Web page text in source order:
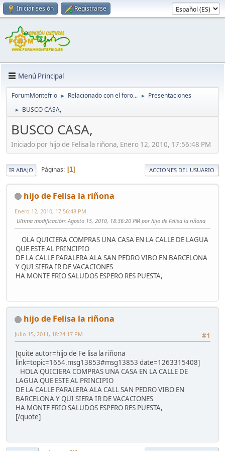
Iniciar sesión Registrarse
Menú Principal
ForumMontefrio ► Relacionado con el foro... ► Presentaciones
► BUSCO CASA,
BUSCO CASA,
Iniciado por hijo de Felisa la riñona, Enero 12, 2010, 17:56:48 PM
IR ABAJO Páginas 1 ACCIONES DEL USUARIO
hijo de Felisa la riñona
Enero 12, 2010, 17:56:48 PM
Ultima modificación: Agosto 15, 2010, 18:36:20 PM por hijo de Felisa la riñona
OLA QUICIERA COMPRAS UNA CASA EN LA CALLE DE LAGUA
QUE ESTE AL PRINCIPIO
DE LA CALLE PARALERA ALA SAN PEDRO VIBO EN BARCELONA
Y QUI SIERA IR DE VACACIONES
HA MONTE FRIO SALUDOS ESPERO RES PUESTA,
hijo de Felisa la riñona
#1
Julio 15, 2011, 18:24:17 PM
[quite autor=hijo de Fe lisa la riñona
link=topic=1654.msg13853#msg13853 date=1263315408]
HOLA QUICIERA COMPRAS UNA CASA EN LA CALLE DE
LAGUA QUE ESTE AL PRINCIPIO
DE LA CALLE PARALERA ALA CALL SAN PEDRO VIBO EN
BARCELONA Y QUI SIERA IR DE VACACIONES
HA MONTE FRIO SALUDOS ESPERO RES PUESTA,
[/quote]